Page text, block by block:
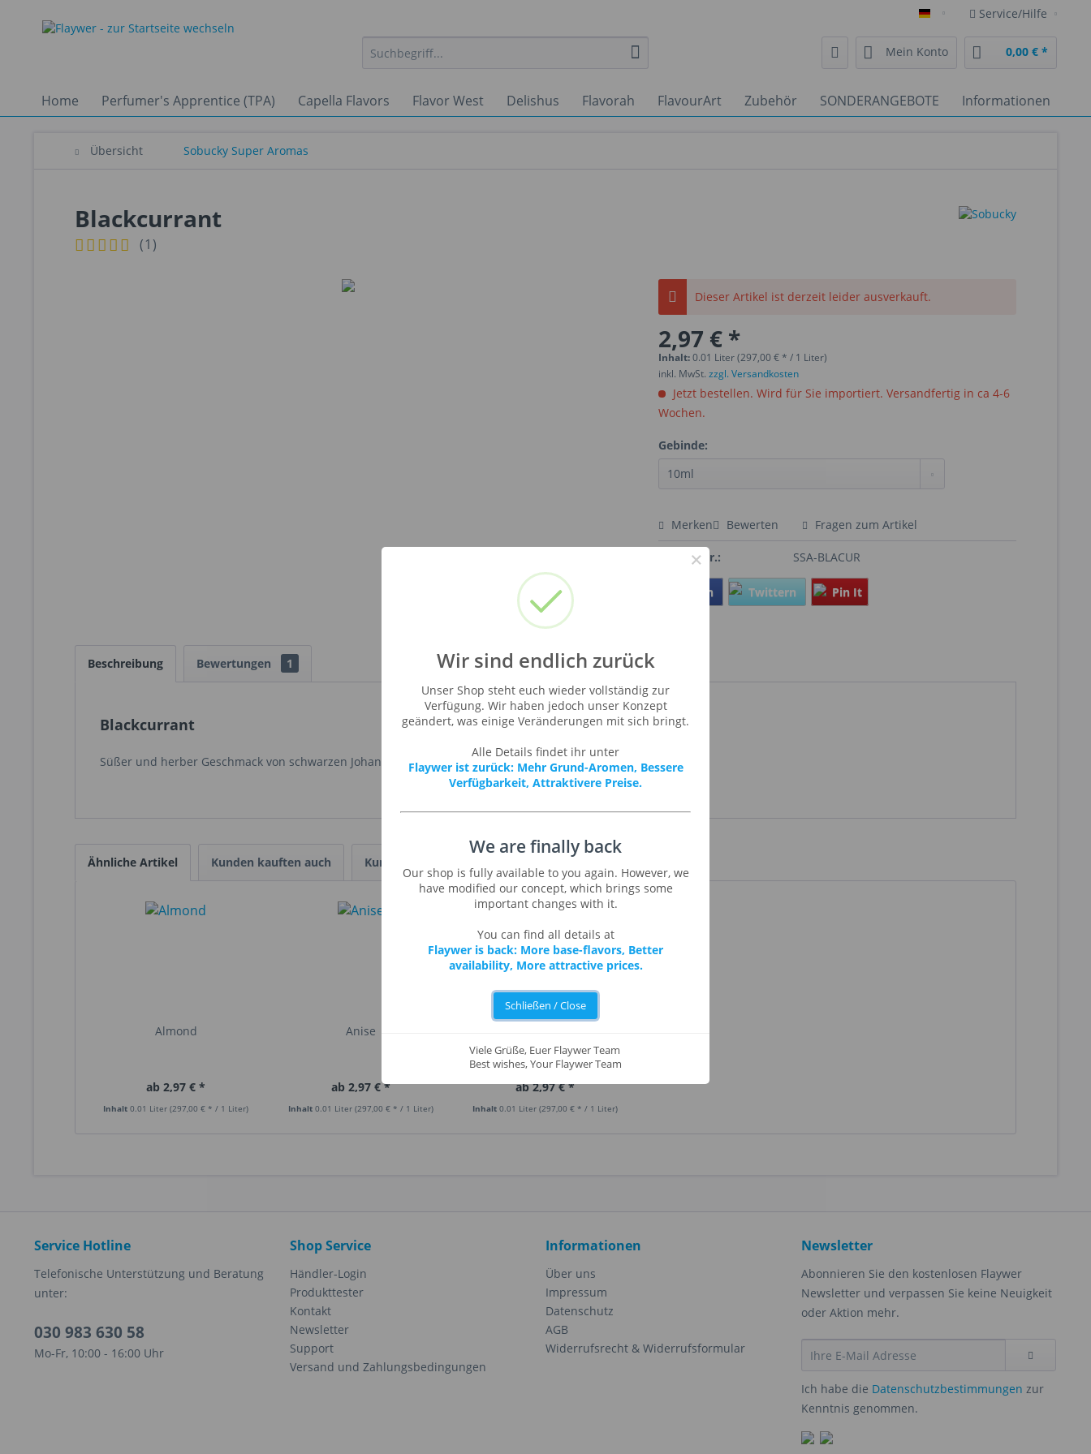
Deutsch Service/Hilfe
Mein Konto 0,00 € *
Home Perfumer's Apprentice (TPA) Capella Flavors Flavor West Delishus Flavorah FlavourArt Zubehör SONDERANGEBOTE Informationen
Übersicht Sobucky Super Aromas
Blackcurrant
(1 )
Dieser Artikel ist derzeit leider ausverkauft.
2,97 € *
Inhalt:0.01 Liter (297,00 € * / 1 Liter)
inkl. MwSt.zzgl. Versandkosten
Jetzt bestellen. Wird für Sie importiert. Versandfertig in ca 4-6
Wochen.
Gebinde:
Merken Bewerten Fragen zum Artikel
Artikel-Nr.: SSA-BLACUR
Teilen Twittern Pin It
Beschreibung Bewertungen 1
Blackcurrant
Süßer und herber Geschmack von schwarzen Johannisbeeren.
Ähnliche Artikel Kunden kauften auch Kunden haben sich ebenfalls angesehen
Almond
ab 2,97 € *
Inhalt0.01 Liter(297,00 € * / 1 Liter)
Anise
ab 2,97 € *
Inhalt 0.01 Liter (297,00 € * / 1 Liter)
ab 2,97 € *
Inhalt0.01 Liter(297,00 € * / 1 Liter)
Service Hotline
Telefonische Unterstützung und Beratung
unter:
030 983 630 58
Mo-Fr, 10:00 - 16:00 Uhr
Shop Service
Händler-Login
Produkttester
Kontakt
Newsletter
Support
Versand und Zahlungsbedingungen
Informationen
Über uns
Impressum
Datenschutz
AGB
Widerrufsrecht & Widerrufsformular
Newsletter
Abonnieren Sie den kostenlosen Flaywer
Newsletter und verpassen Sie keine Neuigkeit
oder Aktion mehr.
Ich habe die Datenschutzbestimmungen zur
Kenntnis genommen.
×
Wir sind endlich zurück
Unser Shop steht euch wieder vollständig zur
Verfügung. Wir haben jedoch unser Konzept
geändert, was einige Veränderungen mit sich bringt.
Alle Details findet ihr unter
Flaywer ist zurück: Mehr Grund-Aromen, Bessere
Verfügbarkeit, Attraktivere Preise.
We are finally back
Our shop is fully available to you again. However, we
have modified our concept, which brings some
important changes with it.
You can find all details at
Flaywer is back: More base-flavors, Better
availability, More attractive prices.
Schließen / Close
Viele Grüße, Euer Flaywer Team
Best wishes, Your Flaywer Team